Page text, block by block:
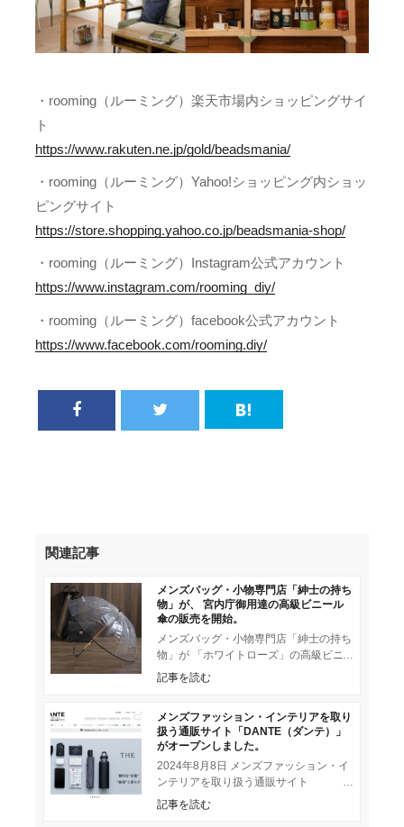
・rooming（ルーミング）楽天市場内ショッピングサイ
ト
https://www.rakuten.ne.jp/gold/beadsmania/
・rooming（ルーミング）Yahoo!ショッピング内ショッ
ピングサイト
https://store.shopping.yahoo.co.jp/beadsmania-shop/
・rooming（ルーミング）Instagram公式アカウント
https://www.instagram.com/rooming_diy/
・rooming（ルーミング）facebook公式アカウント
https://www.facebook.com/rooming.diy/
関連記事
メンズバッグ・小物専門店「紳士の持ち
物」が、 宮内庁御用達の高級ビニール
傘の販売を開始。
メンズバッグ・小物専門店「紳士の持ち
物」が 「ホワイトローズ」の高級ビニ
ール傘の販売を開始しました。 世界で
記事を読む
メンズファッション・インテリアを取り
扱う通販サイト「DANTE（ダンテ）」
がオープンしました。
2024年8月8日 メンズファッション・イ
ンテリアを取り扱う通販サイト
「DANTE（ダンテ）」がオープンしま
した。 DANTE（ダン
記事を読む